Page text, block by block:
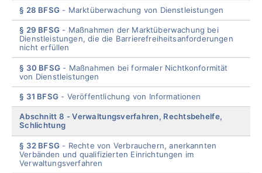
§ 28 BFSG Marktüberwachung von Dienstleistungen
§ 29 BFSG
Maßnahmen der Marktüberwachung bei
Dienstleistungen, die die Barrierefreiheitsanforderungen
nicht erfüllen
§ 30 BFSG
Maßnahmen bei formaler Nichtkonformität
von Dienstleistungen
§ 31 BFSG Veröffentlichung von Informationen
Abschnitt 8
Verwaltungsverfahren, Rechtsbehelfe,
Schlichtung
§ 32 BFSG
Rechte von Verbrauchern, anerkannten
Verbänden und qualifizierten Einrichtungen im
Verwaltungsverfahren